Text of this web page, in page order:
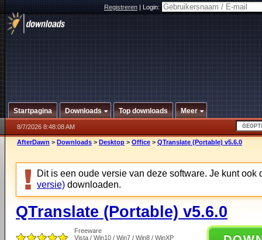
Registreren|Login:
Startpagina Downloads Top downloads Meer
8/7/2026 8:48:08 AM
AfterDawn > Downloads > Desktop > Office > QTranslate (Portable) v5.6.0
Dit is een oude versie van deze software. Je kunt ook
versie) downloaden.
QTranslate (Portable) v5.6.0
Freeware
Vista / Win10 / Win7 / Win8 / WinXP